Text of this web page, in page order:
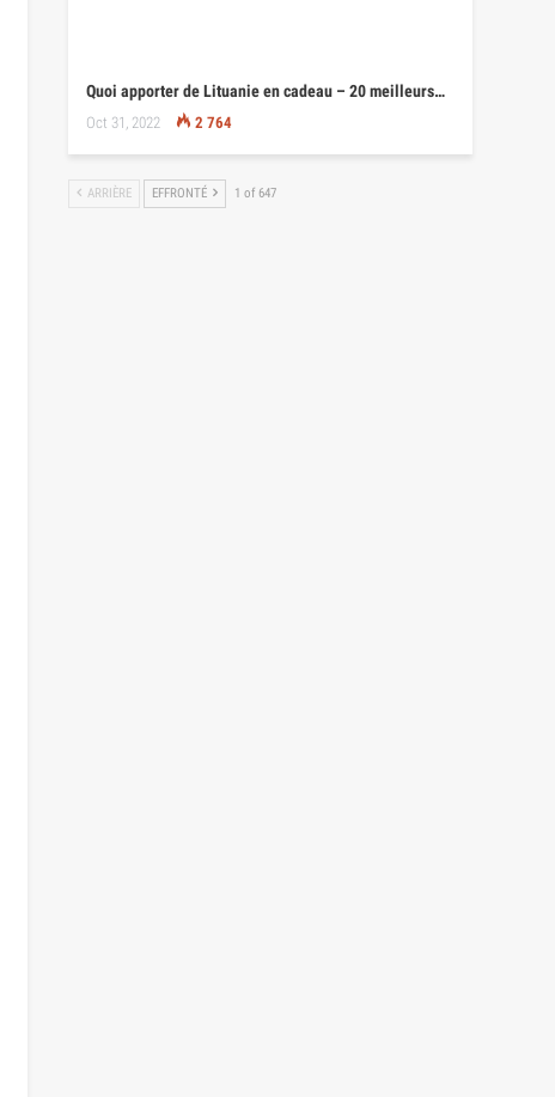
Quoi apporter de Lituanie en cadeau – 20 meilleurs…
Oct 31, 2022 2 764
ARRIÈRE EFFRONTÉ 1 of 647